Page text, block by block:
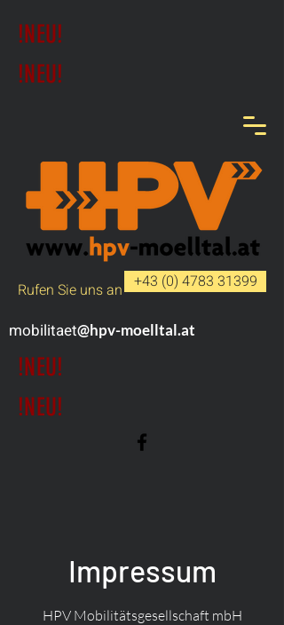
Rufen Sie uns an +43 (0) 4783 31399
mobilitaet@hpv-moelltal.at
!NEU!
!NEU!
!NEU!
!NEU!
Impressum
HPV Mobilitätsgesellschaft mbH